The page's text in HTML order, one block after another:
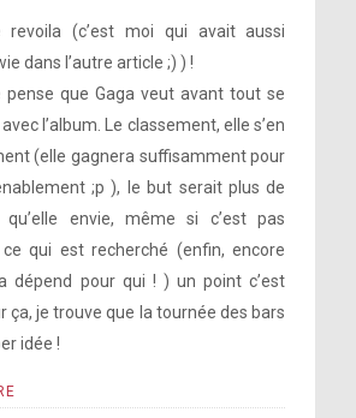
(c’est moi qui avait aussi
dans l’autre article ;) ) !
pense que Gaga veut avant tout se
l’album. Le classement, elle s’en
(elle gagnera suffisamment pour
;p ), le but serait plus de
envie, même si c’est pas
qui est recherché (enfin, encore
dépend pour qui ! ) un point c’est
ça, je trouve que la tournée des bars
idée !